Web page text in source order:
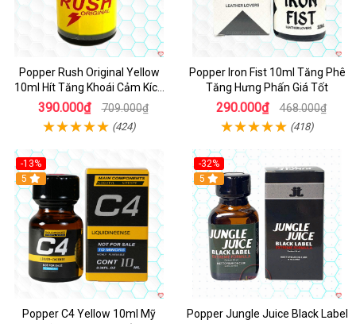
Popper Rush Original Yellow
10ml Hít Tăng Khoái Cảm Kích
Thích Mạnh
390.000₫ 709.000₫
(424)
Popper Iron Fist 10ml Tăng Phê
Tăng Hưng Phấn Giá Tốt
290.000₫ 468.000₫
(418)
-13%
Hot
5
Popper C4 Yellow 10ml Mỹ
-32%
5
Popper Jungle Juice Black Label